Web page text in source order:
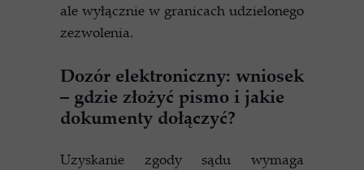
ale wyłącznie w granicach udzielonego
zezwolenia.
Dozór elektroniczny: wniosek
– gdzie złożyć pismo i jakie
dokumenty dołączyć?
Uzyskanie zgody sądu wymaga